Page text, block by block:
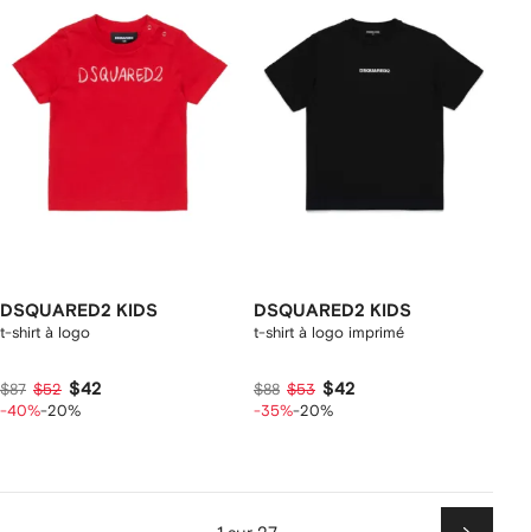
DSQUARED2 KIDS
t-shirt à logo
$87 $52 $42
-40%-20%
DSQUARED2 KIDS
t-shirt à logo imprimé
$88 $53 $42
-35%-20%